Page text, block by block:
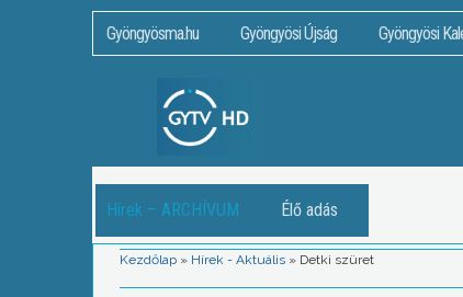
Gyöngyösma.hu Gyöngyösi Újság Gyöngyösi
Hírek – ARCHÍVUM Élő adás
Kezdőlap » Hírek - Aktuális » Detki szüret